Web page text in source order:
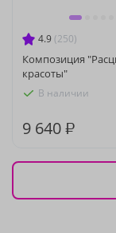
4.9 (250)
Композиция
красоты"
В наличии
9 640 ₽